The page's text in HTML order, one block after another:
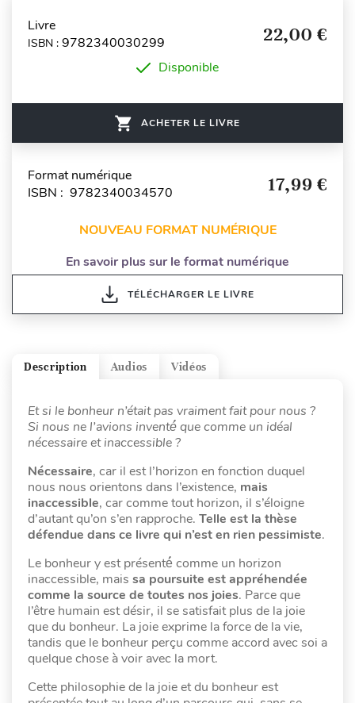
Livre
ISBN : 9782340030299 22,00 €
Disponible
ACHETER LE LIVRE
Format numérique
ISBN : 9782340034570
17,99 €
NOUVEAU FORMAT NUMÉRIQUE
En savoir plus sur le format numérique
TÉLÉCHARGER LE LIVRE
Vidéos
Audios
Description
Et si le bonheur n’était pas vraiment fait pour nous ?
Si nous ne l’avions inventé́ que comme un idéal
nécessaire et inaccessible ?
Nécessaire, car il est l’horizon en fonction duquel
nous nous orientons dans l’existence, mais
inaccessible, car comme tout horizon, il s’éloigne
d’autant qu’on s’en rapproche. Telle est la thèse
défendue dans ce livre qui n’est en rien pessimiste.
Le bonheur y est présenté́ comme un horizon
inaccessible, mais sa poursuite est appréhendée
comme la source de toutes nos joies. Parce que
l’être humain est désir, il se satisfait plus de la joie
que du bonheur. La joie exprime la force de la vie,
tandis que le bonheur perçu comme accord avec soi a
quelque chose à voir avec la mort.
Cette philosophie de la joie et du bonheur est